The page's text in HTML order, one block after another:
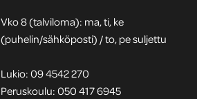
Vko 8 (talviloma): ma, ti, ke
(puhelin/sähköposti) / to, pe suljettu
Lukio: 09 4542 270
Peruskoulu: 050 417 6945